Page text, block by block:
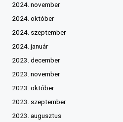
2024. november
2024. október
2024. szeptember
2024. január
2023. december
2023. november
2023. október
2023. szeptember
2023. augusztus